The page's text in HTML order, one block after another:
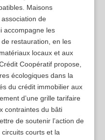
Maisons
de
accompagne les
restauration, en les
locaux et aux
Coopératif propose,
écologiques dans la
du crédit immobilier aux
d’une grille tarifaire
contraintes du bâti
de soutenir l’action de
circuits courts et la